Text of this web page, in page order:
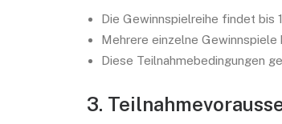
Die Gewinnspielreihe findet bis
Mehrere einzelne
Diese Teilnahmebedingungen
3.